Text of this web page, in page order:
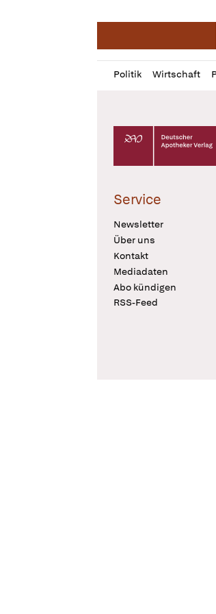
Politik Wirtschaft
Profil
öffnen
Daz
Pur
Deutscher
Service
Newsletter
Über uns
Kontakt
Mediadaten
Abo kündigen
RSS-Feed